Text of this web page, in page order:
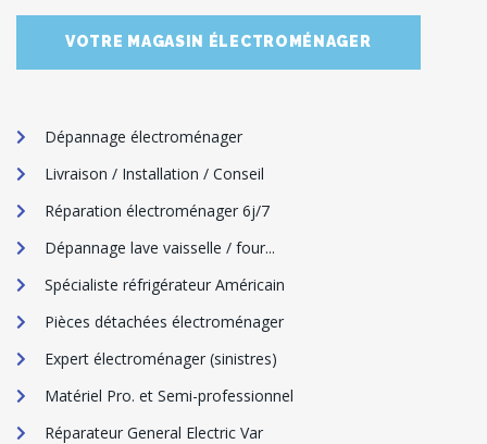
VOTRE MAGASIN ÉLECTROMÉNAGER
Dépannage électroménager
Livraison / Installation / Conseil
Réparation électroménager 6j/7
Dépannage lave vaisselle / four...
Spécialiste réfrigérateur Américain
Pièces détachées électroménager
Expert électroménager (sinistres)
Matériel Pro. et Semi-professionnel
Réparateur General Electric Var